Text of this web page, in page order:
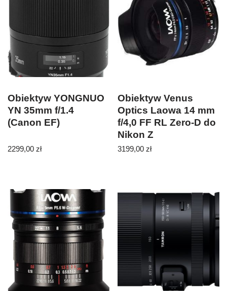
Obiektyw YONGNUO
YN 35mm f/1.4
(Canon EF)
2299,00 zł
Obiektyw Venus
Optics Laowa 14 mm
f/4,0 FF RL Zero-D do
Nikon Z
3199,00zł